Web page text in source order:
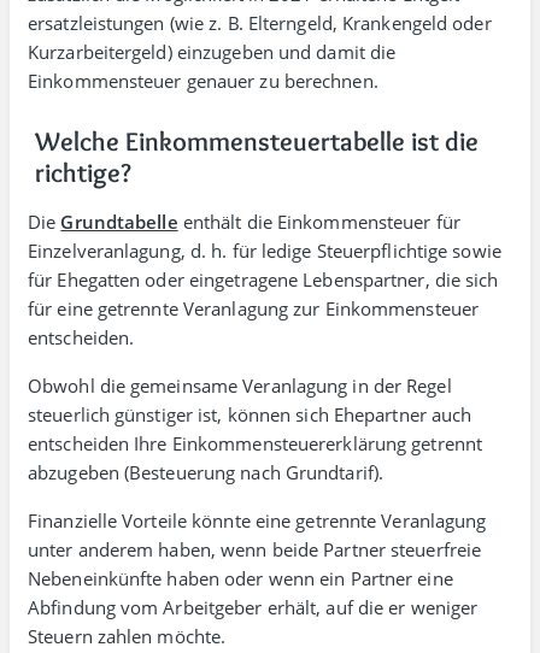
ersatz­leistungen (wie z. B. Eltern­geld, Kranken­geld oder
Kurz­arbeiter­geld) einzu­geben und damit die
Einkommensteuer genauer zu berechnen.
Welche Einkommensteuer­tabelle ist die
richtige?
Die Grundtabelle enthält die Einkommen­steuer für
Einzel­veranlagung, d. h. für ledige Steuer­pflichtige sowie
für Ehe­gatten oder einge­tra­gene Lebens­partner, die sich
für eine getrennte Veran­la­gung zur Einkommen­steuer
entscheiden.
Obwohl die gemeinsame Veran­lagung in der Regel
steuer­lich günstiger ist, können sich Ehe­partner auch
entscheiden Ihre Einkommen­steuer­erklärung getrennt
abzu­geben (Besteuerung nach Grund­tarif).
Finan­zielle Vorteile könnte eine getrennte Veran­lagung
unter anderem haben, wenn beide Partner steuer­freie
Neben­ein­künfte haben oder wenn ein Partner eine
Abfindung vom Arbeit­geber erhält, auf die er weniger
Steuern zahlen möchte.